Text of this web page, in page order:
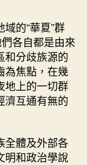
的“華夏”群
各自都是由來
和分歧族源的
為焦點，在幾
地上的一切群
濟互通有無的
體及外部各
明和政治學說